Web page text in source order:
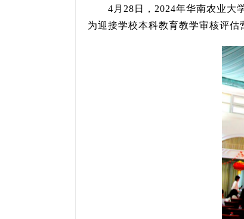
4月28日，2024年华南农业大
为迎接学校本科教育教学审核评